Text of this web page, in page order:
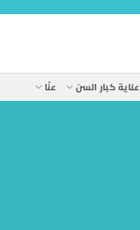
عناية كبار السن عنّا